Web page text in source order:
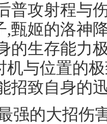
普攻射程与
,甄姬的洛神
的生存能力
机与位置的
招致自身的
强的大招伤